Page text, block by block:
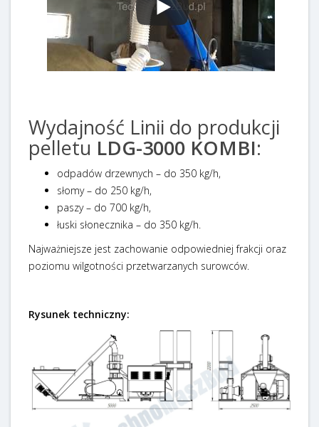
Wydajność Linii do produkcji
pelletu LDG-3000 KOMBI:
odpadów drzewnych – do 350 kg/h,
słomy – do 250 kg/h,
paszy – do 700 kg/h,
łuski słonecznika – do 350 kg/h.
Najważniejsze jest zachowanie odpowiedniej frakcji oraz
poziomu wilgotności przetwarzanych surowców.
Rysunek techniczny: